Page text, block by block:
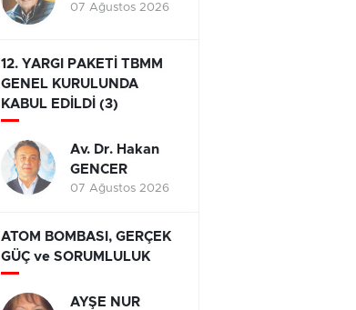
07 Ağustos 2026
12. YARGI PAKETİ TBMM
GENEL KURULUNDA
KABUL EDİLDİ (3)
Av. Dr. Hakan
GENCER
07 Ağustos 2026
ATOM BOMBASI, GERÇEK
GÜÇ ve SORUMLULUK
AYŞE NUR